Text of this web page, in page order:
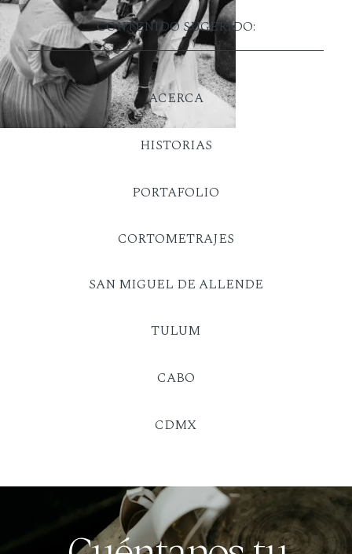
CONTENIDO SUGERIDO:
ACERCA
SAN MIGUEL DE ALLENDE
HISTORIAS
TULUM
PORTAFOLIO
CABO
CDMX
CORTOMETRAJES